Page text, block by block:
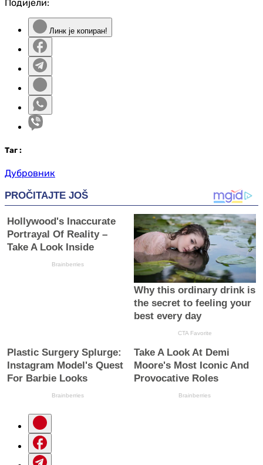
Подијели:
Линк је копиран!
Таг :
Дубровник